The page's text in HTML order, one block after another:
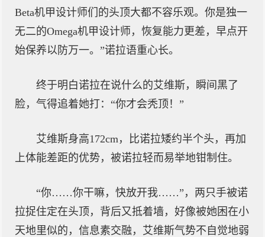
Beta机甲设计师们的头顶大都不容乐观。你是独一
无二的Omega机甲设计师，恢复能力更差，早点开
始保养以防万一。”诺拉语重心长。
终于明白诺拉在说什么的艾维斯，瞬间黑了
脸，气得追着她打：“你才会秃顶！”
艾维斯身高172cm，比诺拉矮约半个头，再加
上体能差距的优势，被诺拉轻而易举地钳制住。
“你……你干嘛，快放开我……”，两只手被诺
拉捉住定在头顶，背后又抵着墙，好像被她困在小
天地里似的，信息素交融，艾维斯气势不自觉地弱